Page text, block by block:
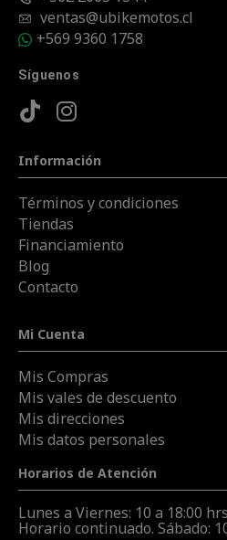
ventas@ubikemotos.cl
+569 9360 1758
Síguenos
Información
Términos y condiciones
Tiendas
Financiamiento
Blog
Contacto
Mi Cuenta
Mis Compras
Mis vales de descuento
Mis direcciones
Mis datos personales
Horarios de Atención
Lunes a Viernes: 10 a 18:00
Horario continuado. Sábado: